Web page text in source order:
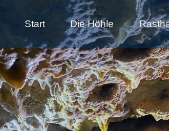
Start Die Höhle